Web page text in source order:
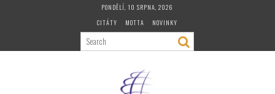
PONDĚLÍ, 10 SRPNA, 2026
CITÁTY
MOTTA NOVINKY